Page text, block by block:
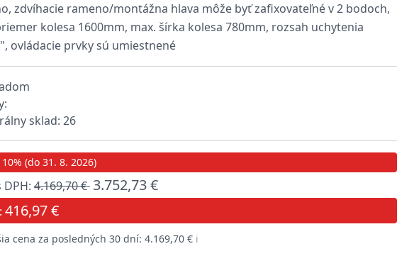
zdvíhacie rameno/montážna hlava môže byť zafixovateľné v 2 bodoch,
kolesa 1600mm, max. šírka kolesa 780mm, rozsah uchytenia
ovládacie prvky sú umiestnené
sklad: 26
(do 31. 8. 2026)
DPH: 4.169,70 € 3.752,73 €
416,97 €
cena za posledných 30 dní: 4.169,70 € ℹ️